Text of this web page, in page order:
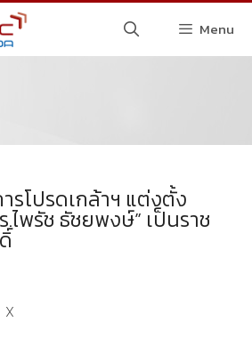
Menu
รโปรดเกล้าฯ แต่งตั้ง
.ไพรัช ธัชยพงษ์” เป็นราช
X